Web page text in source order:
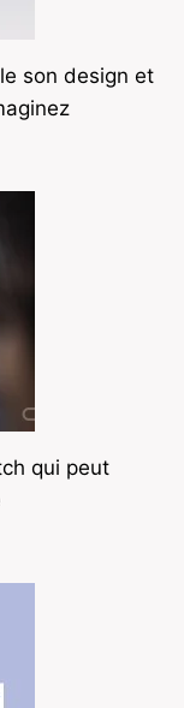
son design et
qui peut